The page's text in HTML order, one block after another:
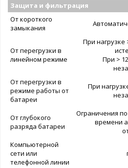
Защита и фильтрация
От короткого
замыкания
От перегрузки в
линейном режиме
При нагрузке
При >
От перегрузки в
режиме работы от
батареи
При
От глубокого
разряда батареи
Ограничения
времени
Компьютерной
сети или
телефонной линии